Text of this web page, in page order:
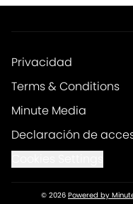
Privacidad
Terms & Conditions
Minute Media
Declaración de
© 2026 Powered by